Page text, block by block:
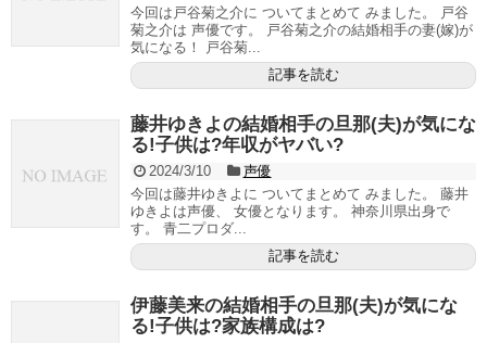
今回は戸谷菊之介に ついてまとめて みました。 戸谷
菊之介は 声優です。 戸谷菊之介の結婚相手の妻(嫁)が
気になる！ 戸谷菊...
記事を読む
藤井ゆきよの結婚相手の旦那(夫)が気にな
る!子供は?年収がヤバい?
2024/3/10
声優
今回は藤井ゆきよに ついてまとめて みました。 藤井
ゆきよは声優、 女優となります。 神奈川県出身で
す。 青二プロダ...
記事を読む
伊藤美来の結婚相手の旦那(夫)が気にな
る!子供は?家族構成は?